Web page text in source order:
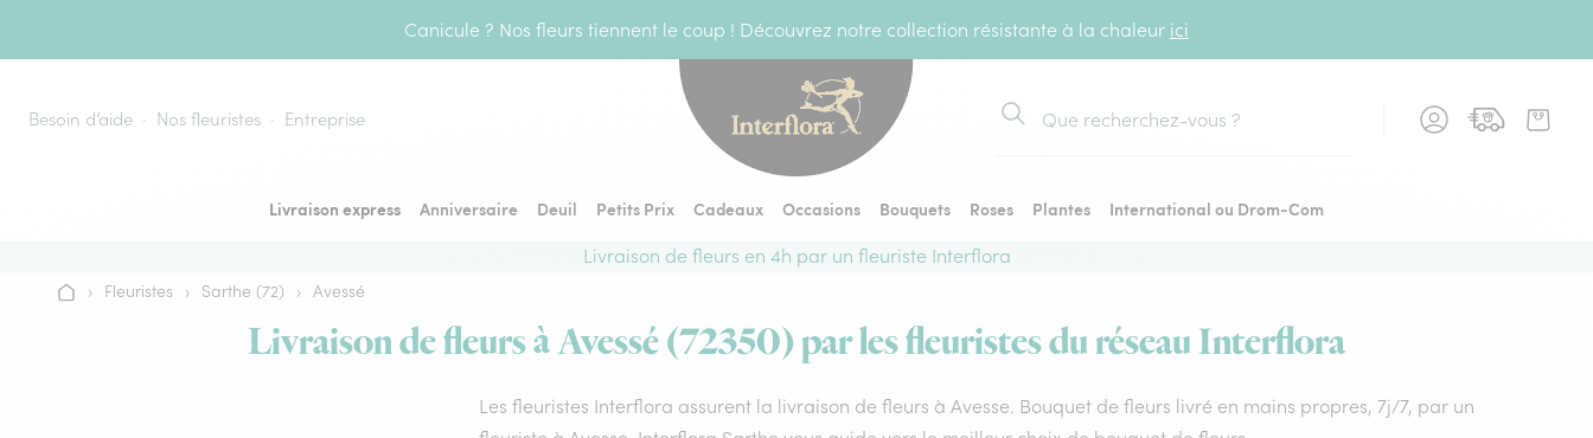
Canicule ? Nos fleurs tiennent le coup ! Découvrez notre collection résistante à la chaleur ici
Besoin d’aide Nos fleuristes Entreprise
Rechercher
Livraison express Anniversaire Deuil Petits Prix Cadeaux Occasions Bouquets Roses Plantes
International ou Drom-Com
Livraison de fleurs en 4h par un fleuriste Interflora
Accueil
› Fleuristes › Sarthe (72) › Avessé
Livraison de fleurs à Avessé (72350) par les fleuristes du réseau Interflora
Les fleuristes Interflora assurent la livraison de fleurs à Avesse. Bouquet de fleurs livré en mains propres, 7j/7, par un